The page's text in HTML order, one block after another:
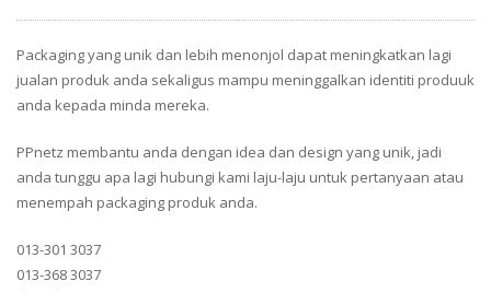
Packaging yang unik dan lebih menonjol dapat meningkatkan lagi
jualan produk anda sekaligus mampu meninggalkan identiti produuk
anda kepada minda mereka.
PPnetz membantu anda dengan idea dan design yang unik, jadi
anda tunggu apa lagi hubungi kami laju-laju untuk pertanyaan atau
menempah packaging produk anda.
013-301 3037
013-368 3037